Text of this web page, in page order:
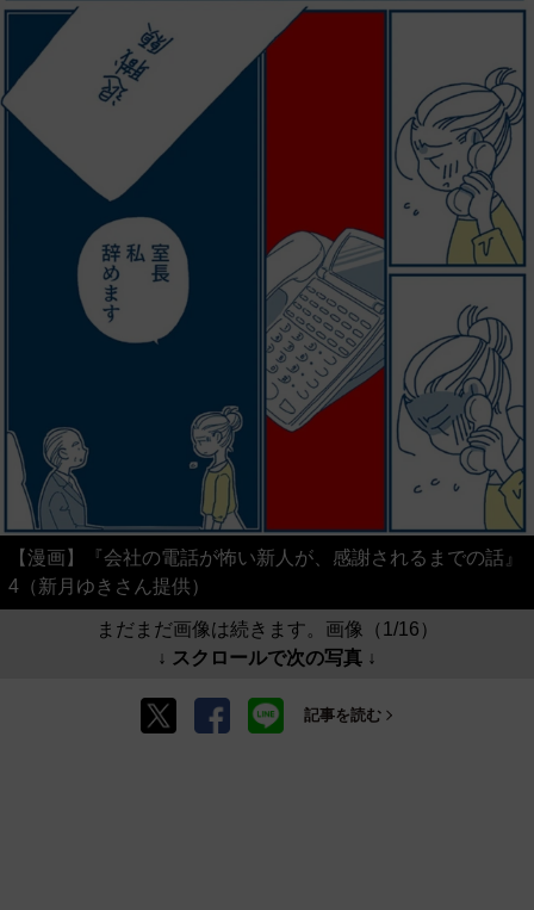
【漫画】『会社の電話が怖い新人が、感謝されるまでの話』
4（新月ゆきさん提供）
まだまだ画像は続きます。画像（1/16）
↓ スクロールで次の写真 ↓
記事を読む